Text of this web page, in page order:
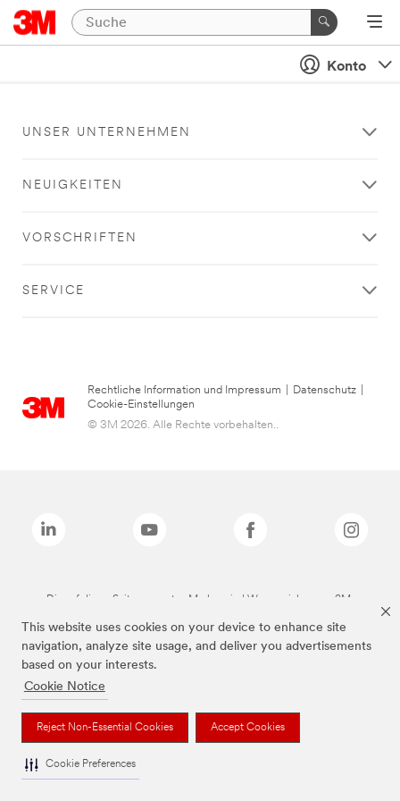
This website uses cookies on your device to enhance site
navigation, analyze site usage, and deliver you advertisements
based on your interests.
Cookie Notice
Reject Non-Essential Cookies Accept Cookies
Cookie Preferences
Konto
UNSER UNTERNEHMEN
NEUIGKEITEN
VORSCHRIFTEN
SERVICE
Rechtliche Information und Impressum Datenschutz
Cookie-Einstellungen
© 3M 2026. Alle Rechte vorbehalten..
Die auf dieser Seite genannten Marken sind Warenzeichen von 3M.